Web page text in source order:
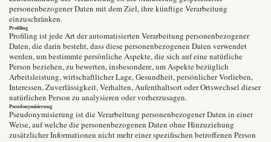
personenbezogener Daten mit dem Ziel, ihre künftige Verarbeitung
einzuschränken.
Profiling
Profiling ist jede Art der automatisierten Verarbeitung personenbezogener
Daten, die darin besteht, dass diese personenbezogenen Daten verwendet
werden, um bestimmte persönliche Aspekte, die sich auf eine natürliche
Person beziehen, zu bewerten, insbesondere, um Aspekte bezüglich
Arbeitsleistung, wirtschaftlicher Lage, Gesundheit, persönlicher Vorlieben,
Interessen, Zuverlässigkeit, Verhalten, Aufenthaltsort oder Ortswechsel dieser
natürlichen Person zu analysieren oder vorherzusagen.
Pseudonymisierung
Pseudonymisierung ist die Verarbeitung personenbezogener Daten in einer
Weise, auf welche die personenbezogenen Daten ohne Hinzuziehung
zusätzlicher Informationen nicht mehr einer spezifischen betroffenen Person